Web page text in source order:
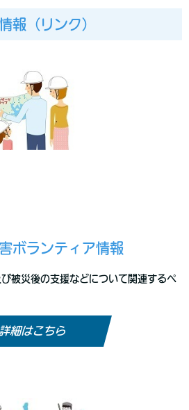
報（リンク）
ボランティア情報
被災後の支援などについて関連するペ
詳細はこちら